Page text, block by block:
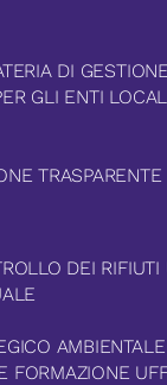
DI
GLI ENTI
TRASPARENTE
DEI RIFIUTI
AMBIENTALE
FORMAZIONE